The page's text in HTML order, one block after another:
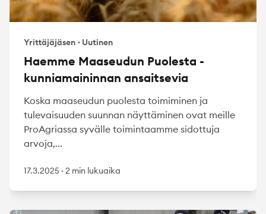
Yrittäjäjäsen · Uutinen
Haemme Maaseudun Puolesta -
kunniamaininnan ansaitsevia
Koska maaseudun puolesta toimiminen ja
tulevaisuuden suunnan näyttäminen ovat meille
ProAgriassa syvälle toimintaamme sidottuja
arvoja,...
17.3.2025 · 2 min lukuaika